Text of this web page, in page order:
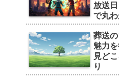
放送
で丸わ
葬送
魅力
見ど
り